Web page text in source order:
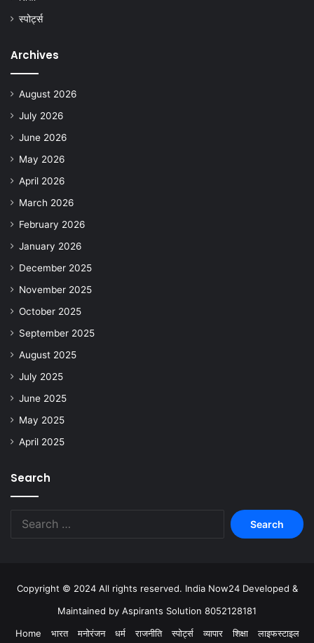
स्पोर्ट्स
Archives
August 2026
July 2026
June 2026
May 2026
April 2026
March 2026
February 2026
January 2026
December 2025
November 2025
October 2025
September 2025
August 2025
July 2025
June 2025
May 2025
April 2025
Search
Copyright © 2024 All rights reserved. India Now24 Developed &
Maintained by Aspirants Solution 8052128181
Home
भारत मनोरंजन धर्म राजनीति स्पोर्ट्स व्यापार शिक्षा लाइफस्टाइल